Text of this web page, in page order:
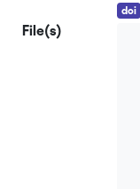
File(s)